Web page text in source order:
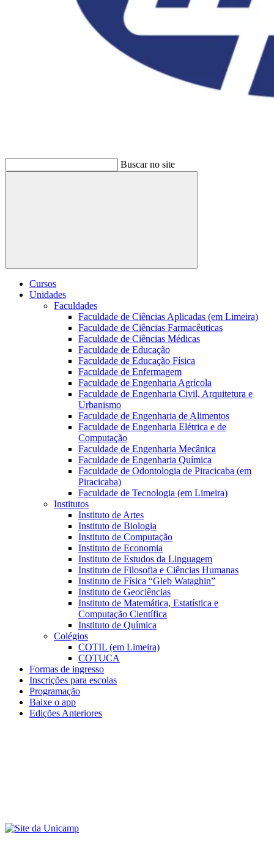
Buscar no site
Buscar
Cursos
Unidades
Faculdades
Faculdade de Ciências Aplicadas (em Limeira)
Faculdade de Ciências Farmacêuticas
Faculdade de Ciências Médicas
Faculdade de Educação
Faculdade de Educação Física
Faculdade de Enfermagem
Faculdade de Engenharia Agrícola
Faculdade de Engenharia Civil, Arquitetura e
Urbanismo
Faculdade de Engenharia de Alimentos
Faculdade de Engenharia Elétrica e de
Computação
Faculdade de Engenharia Mecânica
Faculdade de Engenharia Química
Faculdade de Odontologia de Piracicaba (em
Piracicaba)
Faculdade de Tecnologia (em Limeira)
Institutos
Instituto de Artes
Instituto de Biologia
Instituto de Computação
Instituto de Economia
Instituto de Estudos da Linguagem
Instituto de Filosofia e Ciências Humanas
Instituto de Física “Gleb Wataghin”
Instituto de Geociências
Instituto de Matemática, Estatística e
Computação Científica
Instituto de Química
Colégios
COTIL (em Limeira)
COTUCA
Formas de ingresso
Inscrições para escolas
Programação
Baixe o app
Edições Anteriores